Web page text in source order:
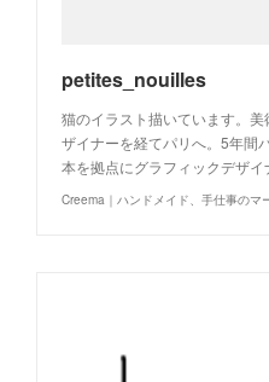
petites_nouilles
猫のイラスト描いています。
ザイナーを経てパリへ。5年間
本を拠点にグラフィックデザ
Creema｜ハンドメイド、手仕事のマ